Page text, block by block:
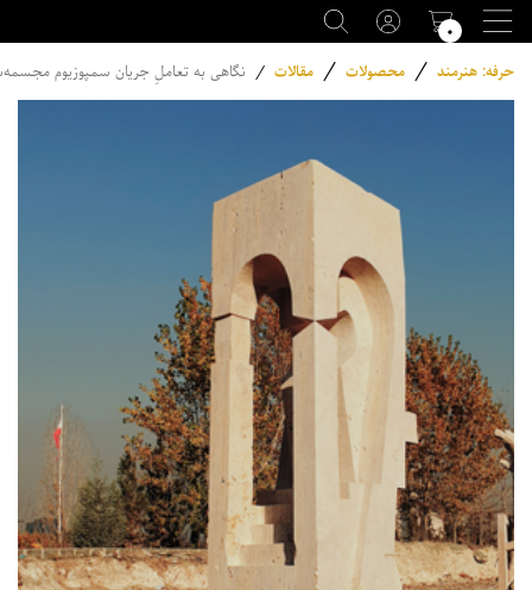
۰
حرفه: هنرمند / محصولات / مقالات / نگاهی به تعاملِ جریان سمپوزیوم